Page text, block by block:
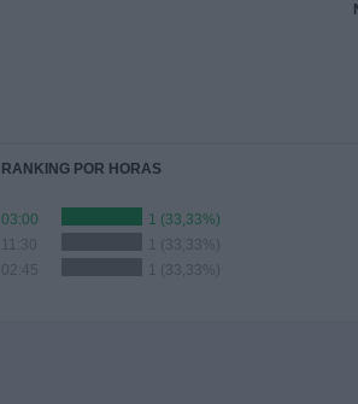
RANKING POR HORAS
03:00
1 (33,33%)
11:30
1 (33,33%)
02:45
1 (33,33%)